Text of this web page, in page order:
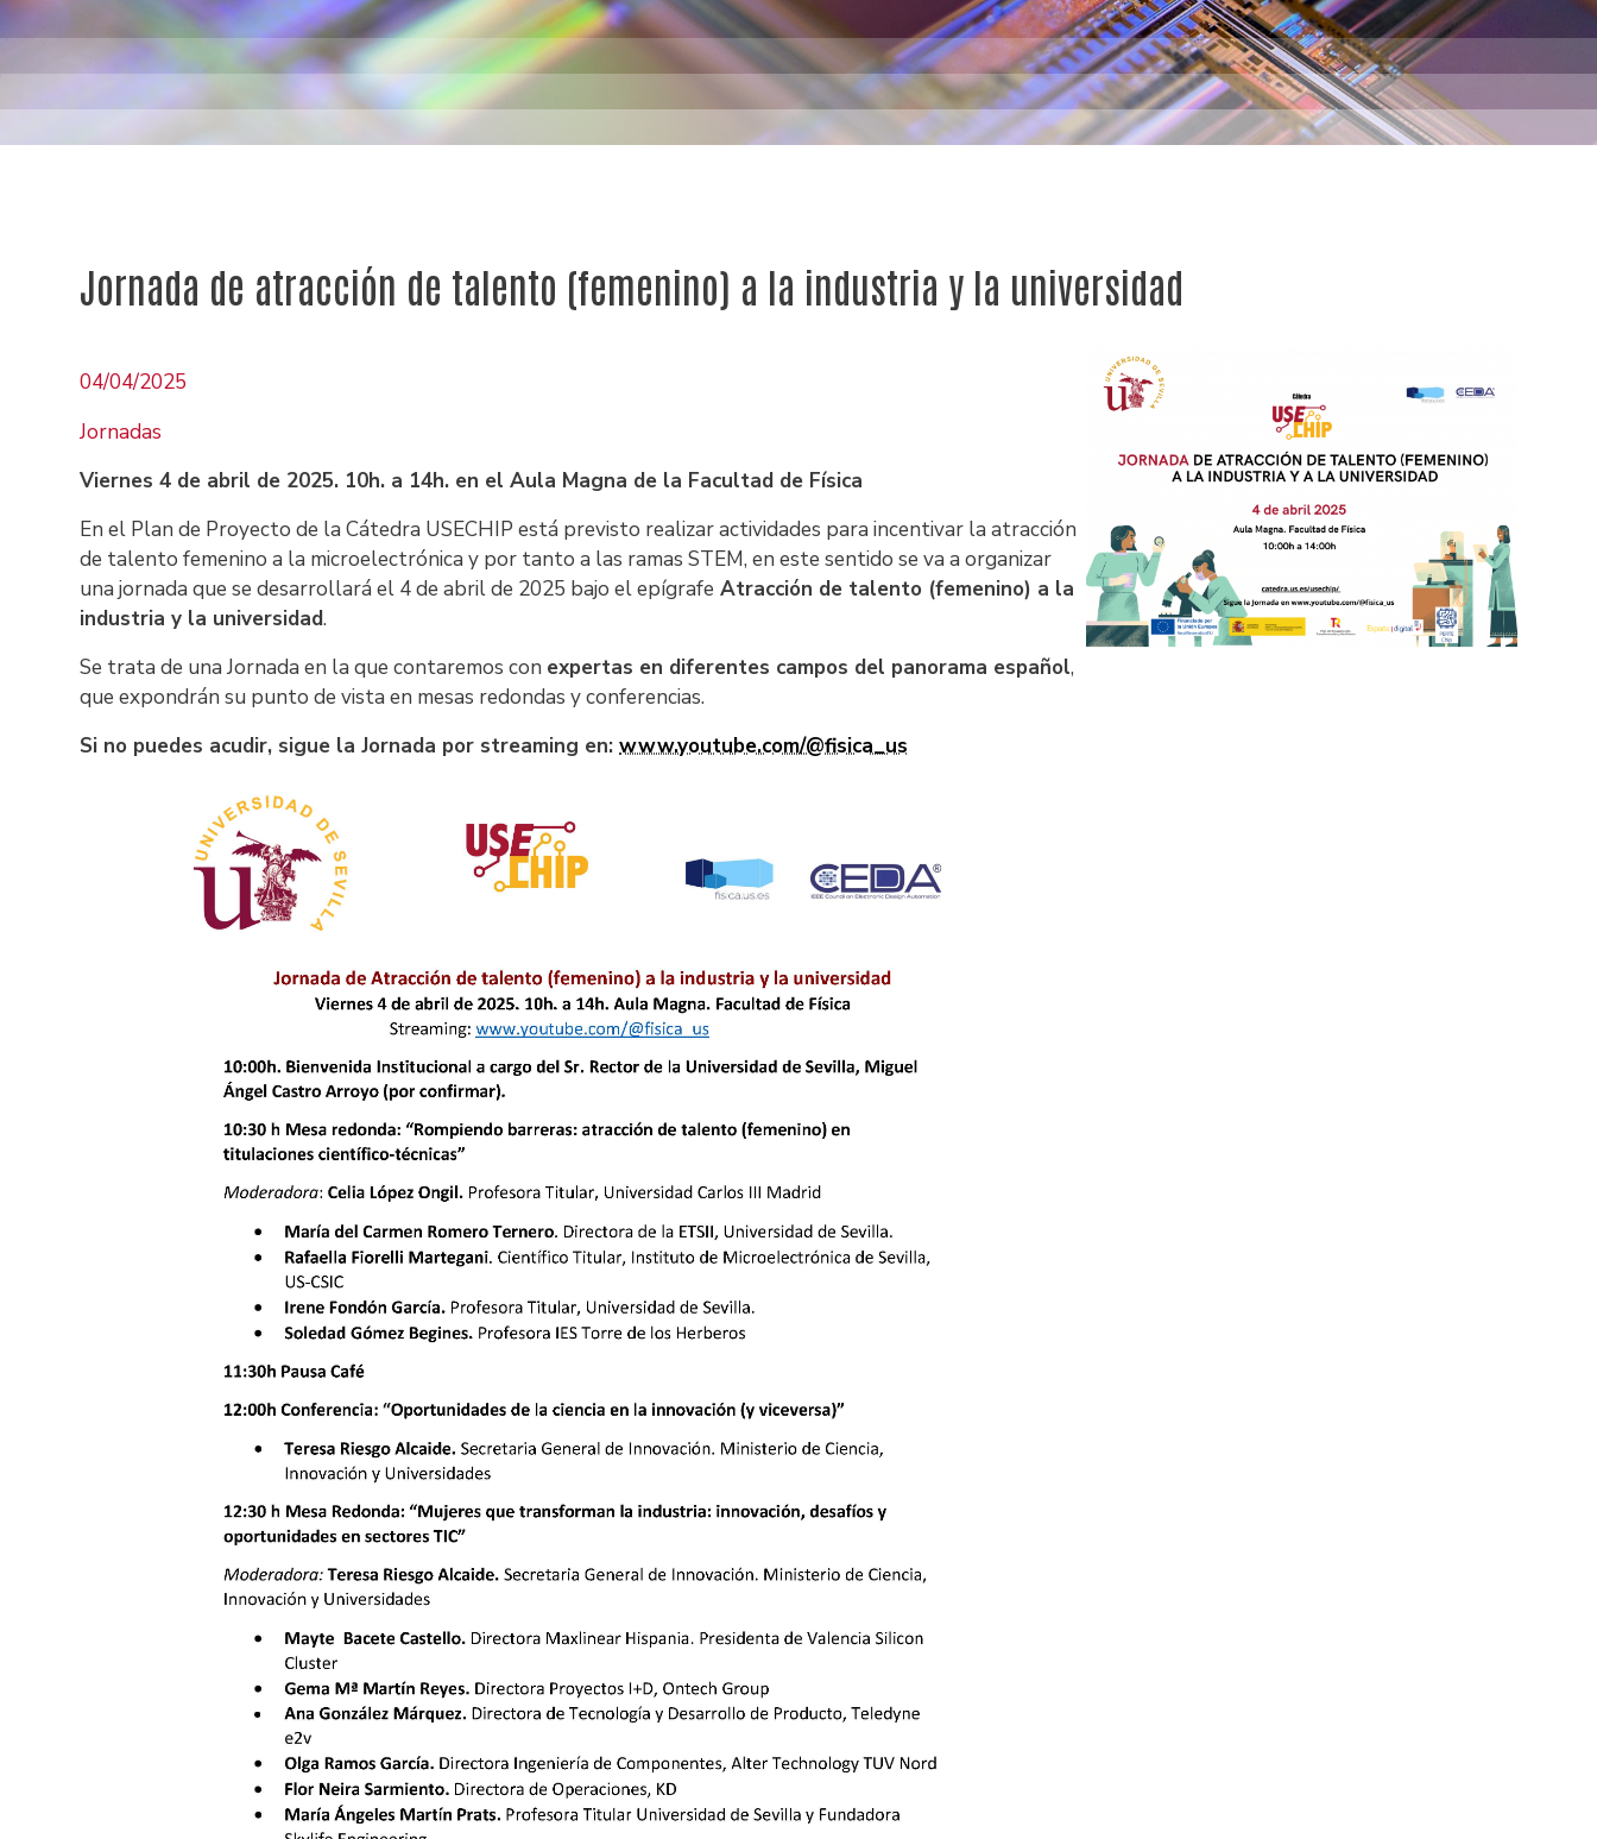
Jornada de atracción de talento (femenino) a la industria y la universidad
04/04/2025
Jornadas
Viernes 4 de abril de 2025. 10h. a 14h. en el Aula Magna de la Facultad de Física
En el Plan de Proyecto de la Cátedra USECHIP está previsto realizar actividades para incentivar la atracción
de talento femenino a la microelectrónica y por tanto a las ramas STEM, en este sentido se va a organizar
una jornada que se desarrollará el 4 de abril de 2025 bajo el epígrafe Atracción de talento (femenino) a la
industria y la universidad.
Se trata de una Jornada en la que contaremos con expertas en diferentes campos del panorama español,
que expondrán su punto de vista en mesas redondas y conferencias.
Si no puedes acudir, sigue la Jornada por streaming en:www.youtube.com/@fisica_us